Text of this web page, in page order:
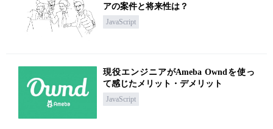
アの案件と将来性は？
JavaScript
現役エンジニアがAmeba Owndを使っ
て感じたメリット・デメリット
JavaScript